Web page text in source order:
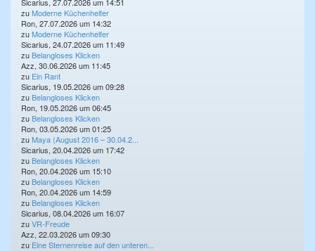
zuModerne Küchenhelfer
Ron, 27.07.2026 um 14:32
zuModerne Küchenhelfer
Sicarius, 24.07.2026 um 11:49
zu Belangloses Klicken
Azz, 30.06.2026 um 11:45
zu Ein Rant
Sicarius, 19.05.2026 um 09:28
zu Belangloses Klicken
Ron, 19.05.2026 um 06:45
zu Belangloses Klicken
Ron, 03.05.2026 um 01:25
zuMaya (August 2016 – 30.04.2...
Sicarius, 20.04.2026 um 17:42
zu Belangloses Klicken
Ron, 20.04.2026 um 15:10
zu Belangloses Klicken
Ron, 20.04.2026 um 14:59
zu Belangloses Klicken
Sicarius, 08.04.2026 um 16:07
zuVR-Freude
Azz, 22.03.2026 um 09:30
zu Eine Sternenreise auf den unteren...